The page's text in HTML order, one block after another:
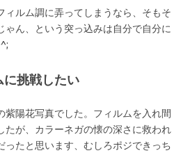
ルム調に弄ってしまうなら、そもそ
ゃん、という突っ込みは自分で自分に
に挑戦したい
陽花写真でした。フィルムを入れ間
たが、カラーネガの懐の深さに救われ
ったと思います、むしろポジできっち